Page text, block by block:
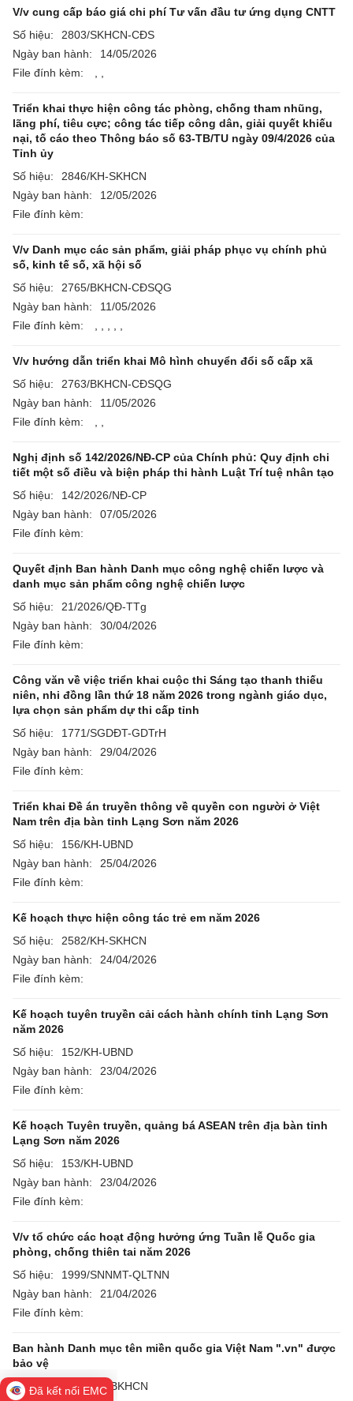
V/v cung cấp báo giá chi phí Tư vấn đầu tư ứng dụng CNTT
Số hiệu:
2803/SKHCN-CĐS
Ngày ban hành:
14/05/2026
File đính kèm:
Triển khai thực hiện công tác phòng, chống tham nhũng,
lãng phí, tiêu cực; công tác tiếp công dân, giải quyết khiếu
nại, tố cáo theo Thông báo số 63-TB/TU ngày 09/4/2026 của
Tỉnh ủy
Số hiệu:
2846/KH-SKHCN
Ngày ban hành:
12/05/2026
File đính kèm:
V/v Danh mục các sản phẩm, giải pháp phục vụ chính phủ
số, kinh tế số, xã hội số
Số hiệu:
2765/BKHCN-CĐSQG
Ngày ban hành:
11/05/2026
File đính kèm:
V/v hướng dẫn triển khai Mô hình chuyển đổi số cấp xã
Số hiệu:
2763/BKHCN-CĐSQG
Ngày ban hành:
11/05/2026
File đính kèm:
Nghị định số 142/2026/NĐ-CP của Chính phủ: Quy định chi
tiết một số điều và biện pháp thi hành Luật Trí tuệ nhân tạo
Số hiệu:
142/2026/NĐ-CP
Ngày ban hành:
07/05/2026
File đính kèm:
Quyết định Ban hành Danh mục công nghệ chiến lược và
danh mục sản phẩm công nghệ chiến lược
Số hiệu:
21/2026/QĐ-TTg
Ngày ban hành:
30/04/2026
File đính kèm:
Công văn về việc triển khai cuộc thi Sáng tạo thanh thiếu
niên, nhi đồng lần thứ 18 năm 2026 trong ngành giáo dục,
lựa chọn sản phẩm dự thi cấp tỉnh
Số hiệu:
1771/SGDĐT-GDTrH
Ngày ban hành:
29/04/2026
File đính kèm:
Triển khai Đề án truyền thông về quyền con người ở Việt
Nam trên địa bàn tỉnh Lạng Sơn năm 2026
Số hiệu:
156/KH-UBND
Ngày ban hành:
25/04/2026
File đính kèm:
Kế hoạch thực hiện công tác trẻ em năm 2026
Số hiệu:
2582/KH-SKHCN
Ngày ban hành:
24/04/2026
File đính kèm:
Kế hoạch tuyên truyền cải cách hành chính tỉnh Lạng Sơn
năm 2026
Số hiệu:
152/KH-UBND
Ngày ban hành:
23/04/2026
File đính kèm:
Kế hoạch Tuyên truyền, quảng bá ASEAN trên địa bàn tỉnh
Lạng Sơn năm 2026
Số hiệu:
153/KH-UBND
Ngày ban hành:
23/04/2026
File đính kèm:
V/v tổ chức các hoạt động hưởng ứng Tuần lễ Quốc gia
phòng, chống thiên tai năm 2026
Số hiệu:
1999/SNNMT-QLTNN
Ngày ban hành:
21/04/2026
File đính kèm:
Ban hành Danh mục tên miền quốc gia Việt Nam ".vn" được
bảo vệ
Số hiệu:
2163/QĐ-BKHCN
Đã kết nối EMC